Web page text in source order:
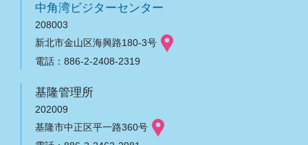
中角湾ビジターセンター
208003
新北市金山区海興路180-3号
電話：886-2-2408-2319
基隆管理所
202009
基隆市中正区平一路360号